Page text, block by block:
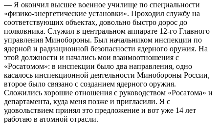
— Я окончил высшее военное училище по специальности
«физико-­энергетические установки». Проходил службу на
соответствующих объектах, довольно быстро дорос до
полковника. Служил в центральном аппарате 12‑го Главного
управления Минобороны. Был начальником инспекции по
ядерной и радиационной безопасности ядерного оружия. На
этой должности и начались мои взаимоотношения с
«Росатомом»: в инспекции было два направления, одно
касалось инспекционной деятельности Минобороны России,
второе было связано с созданием ядерного оружия.
Сложились хорошие отношения с руководством «Росатома» и
департамента, куда меня позже и пригласили. Я с
удовольствием принял это предложение и вот уже 14 лет
работаю в атомной отрасли.